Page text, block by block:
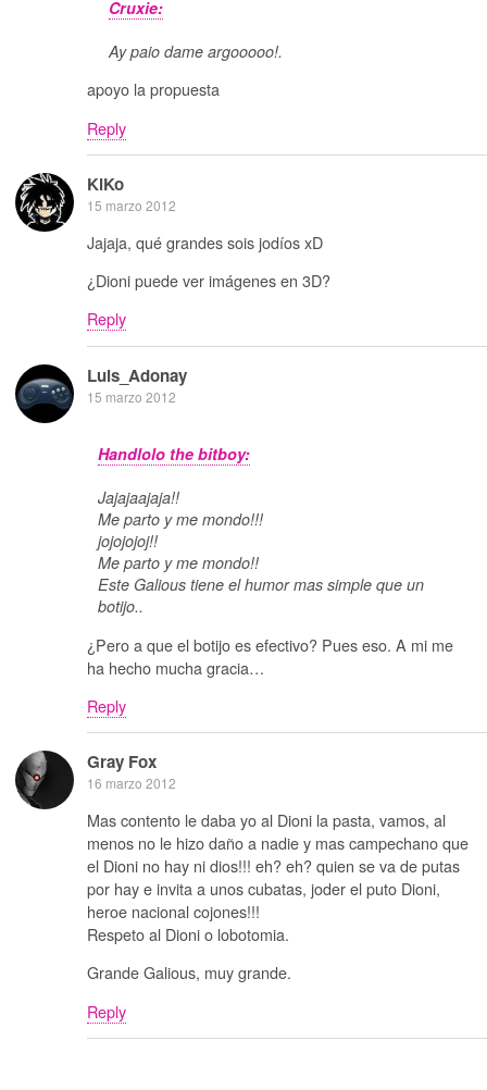
Cruxie:
Ay paio dame argooooo!.
apoyo la propuesta
Reply
KiKo
15 marzo 2012
Jajaja, qué grandes sois jodíos xD
¿Dioni puede ver imágenes en 3D?
Reply
Luis_Adonay
15 marzo 2012
Handlolo the bitboy:
Jajajaajaja!!
Me parto y me mondo!!!
jojojojoj!!
Me parto y me mondo!!
Este Galious tiene el humor mas simple que un
botijo..
¿Pero a que el botijo es efectivo? Pues eso. A mi me
ha hecho mucha gracia…
Reply
Gray Fox
16 marzo 2012
Mas contento le daba yo al Dioni la pasta, vamos, al
menos no le hizo daño a nadie y mas campechano que
el Dioni no hay ni dios!!! eh? eh? quien se va de putas
por hay e invita a unos cubatas, joder el puto Dioni,
heroe nacional cojones!!!
Respeto al Dioni o lobotomia.
Grande Galious, muy grande.
Reply